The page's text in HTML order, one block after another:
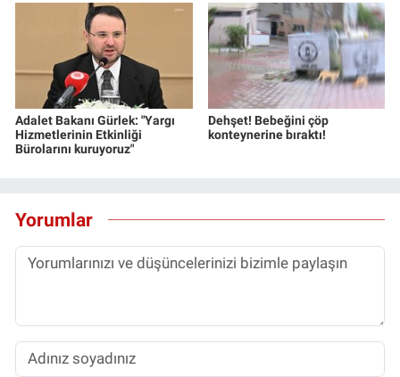
Adalet Bakanı Gürlek: "Yargı
Hizmetlerinin Etkinliği
Bürolarını kuruyoruz"
Dehşet! Bebeğini çöp
konteynerine bıraktı!
Yorumlar